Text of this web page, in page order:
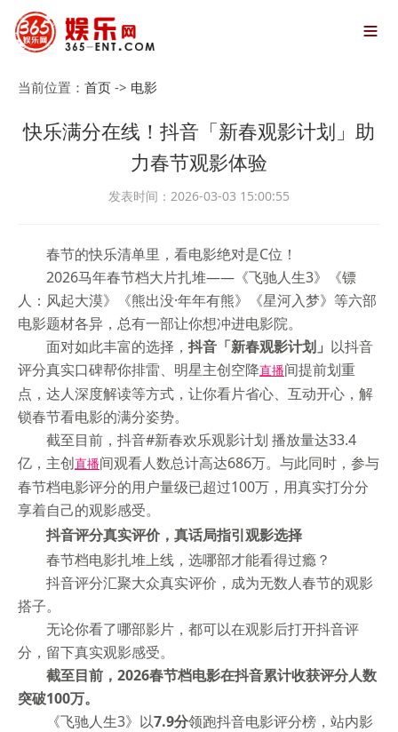

当前位置： 首页 -> 电影
快乐满分在线！抖音「新春观影计划」助
力春节观影体验
发表时间：2026-03-03 15:00:55
春节的快乐清单里，看电影绝对是C位！
2026马年春节档大片扎堆——《飞驰人生3》《镖
人：风起大漠》《熊出没·年年有熊》《星河入梦》等六部
电影题材各异，总有一部让你想冲进电影院。
面对如此丰富的选择， 抖音「新春观影计划」 以抖音
评分真实口碑帮你排雷、明星主创空降直播间提前划重
点，达人深度解读等方式，让你看片省心、互动开心，解
锁春节看电影的满分姿势。
截至目前，抖音#新春欢乐观影计划 播放量达33.4
亿，主创直播间观看人数总计高达686万。与此同时，参与
春节档电影评分的用户量级已超过100万，用真实打分分
享着自己的观影感受。
抖音评分真实评价，真话局指引观影选择
春节档电影扎堆上线，选哪部才能看得过瘾？
抖音评分汇聚大众真实评价，成为无数人春节的观影
搭子。
无论你看了哪部影片，都可以在观影后打开抖音评
分，留下真实观影感受。
截至目前，2026春节档电影在抖音累计收获评分人数
突破100万。
《飞驰人生3》以7.9分领跑抖音电影评分榜，站内影